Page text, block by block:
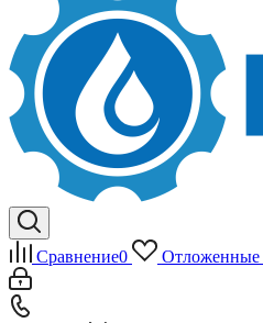
Сравнение0 Отложенные